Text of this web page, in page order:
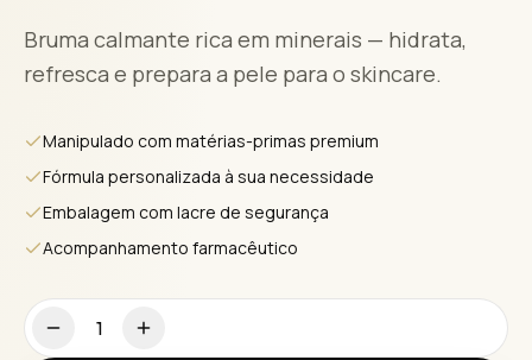
Bruma calmante rica em minerais — hidrata,
refresca e prepara a pele para o skincare.
Manipulado com matérias-primas premium
Fórmula personalizada à sua necessidade
Embalagem com lacre de segurança
Acompanhamento farmacêutico
1